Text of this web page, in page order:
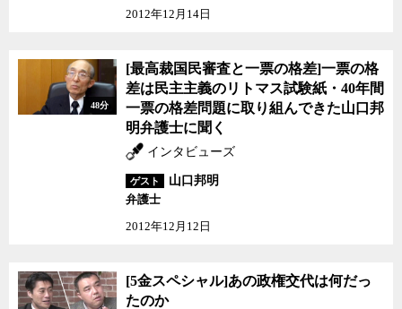
2012年12月14日
[最高裁国民審査と一票
の格差]一票の格差は民
主主義のリトマス試験
紙・40年間一票の格差問
48分
[最高裁国民審査と一票の格差]一票の格
差は民主主義のリトマス試験紙・40年間
一票の格差問題に取り組んできた山口邦
明弁護士に聞く
インタビューズ
ゲスト
山口邦明
弁護士
2012年12月12日
[5金スペシャル]あの政
権交代は何だったのか
[5金スペシャル]あの政権交代は何だっ
たのか